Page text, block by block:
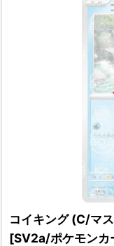
コイキング (C/マ
[SV2a/ポケモンカ